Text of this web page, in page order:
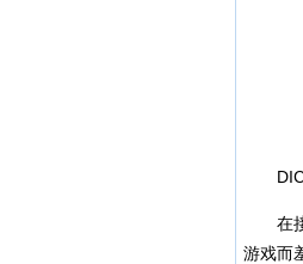
DICE
在接
游戏而